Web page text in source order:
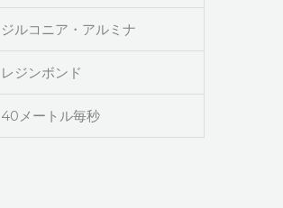
ジルコニア・アルミナ
レジンボンド
40メートル毎秒